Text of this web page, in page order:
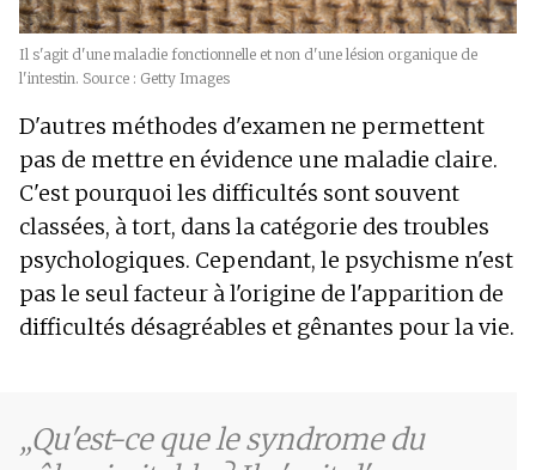
Il s'agit d'une maladie fonctionnelle et non d'une lésion organique de
l'intestin. Source : Getty Images
D'autres méthodes d'examen ne permettent
pas de mettre en évidence une maladie claire.
C'est pourquoi les difficultés sont souvent
classées, à tort, dans la catégorie des troubles
psychologiques. Cependant, le psychisme n'est
pas le seul facteur à l'origine de l'apparition de
difficultés désagréables et gênantes pour la vie.
Qu'est-ce que le syndrome du